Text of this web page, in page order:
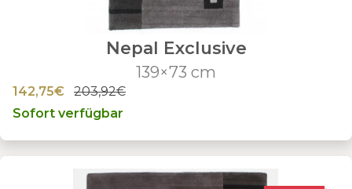
Nepal Exclusive
139×73 cm
142,75€
203,92€
Sofort verfügbar